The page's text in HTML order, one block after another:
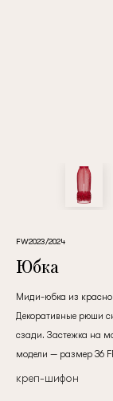
FW2023/2024
Юбка
Миди-юбка из
Декоративные рюши
сзади. Застежка на
модели — размер 36
креп-шифон